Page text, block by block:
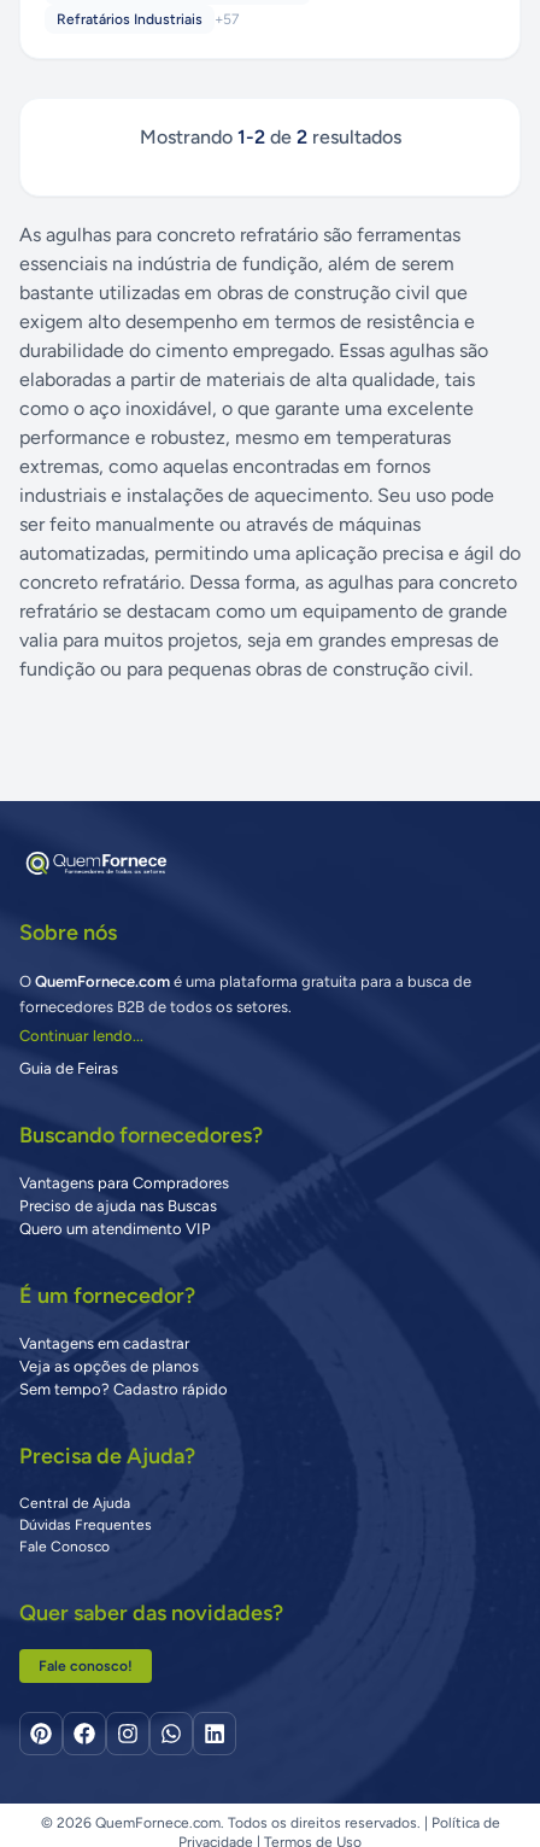
Refratários Industriais
+57
Mostrando 1-2de 2resultados
As agulhas para concreto refratário são ferramentas
essenciais na indústria de fundição, além de serem
bastante utilizadas em obras de construção civil que
exigem alto desempenho em termos de resistência e
durabilidade do cimento empregado. Essas agulhas são
elaboradas a partir de materiais de alta qualidade, tais
como o aço inoxidável, o que garante uma excelente
performance e robustez, mesmo em temperaturas
extremas, como aquelas encontradas em fornos
industriais e instalações de aquecimento. Seu uso pode
ser feito manualmente ou através de máquinas
automatizadas, permitindo uma aplicação precisa e ágil do
concreto refratário. Dessa forma, as agulhas para concreto
refratário se destacam como um equipamento de grande
valia para muitos projetos, seja em grandes empresas de
fundição ou para pequenas obras de construção civil.
Sobre nós
O QuemFornece.com é uma plataforma gratuita para a busca de
fornecedores B2B de todos os setores.
Continuar lendo...
Guia de Feiras
Buscando fornecedores?
Vantagens para Compradores
Preciso de ajuda nas Buscas
Quero um atendimento VIP
É um fornecedor?
Vantagens em cadastrar
Veja as opções de planos
Sem tempo? Cadastro rápido
Precisa de Ajuda?
Central de Ajuda
Dúvidas Frequentes
Fale Conosco
Quer saber das novidades?
Fale conosco!
© 2026 QuemFornece.com. Todos os direitos reservados. |
Política de
Privacidade
Termos de Uso